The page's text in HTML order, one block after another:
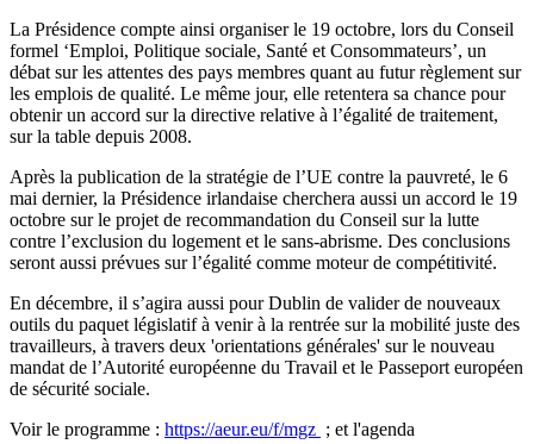
La Présidence compte ainsi organiser le 19 octobre, lors du Conseil
formel ‘Emploi, Politique sociale, Santé et Consommateurs’, un
débat sur les attentes des pays membres quant au futur règlement sur
les emplois de qualité. Le même jour, elle retentera sa chance pour
obtenir un accord sur la directive relative à l’égalité de traitement,
sur la table depuis 2008.
Après la publication de la stratégie de l’UE contre la pauvreté, le 6
mai dernier, la Présidence irlandaise cherchera aussi un accord le 19
octobre sur le projet de recommandation du Conseil sur la lutte
contre l’exclusion du logement et le sans-abrisme. Des conclusions
seront aussi prévues sur l’égalité comme moteur de compétitivité.
En décembre, il s’agira aussi pour Dublin de valider de nouveaux
outils du paquet législatif à venir à la rentrée sur la mobilité juste des
travailleurs, à travers deux 'orientations générales' sur le nouveau
mandat de l’Autorité européenne du Travail et le Passeport européen
de sécurité sociale.
Voir le programme : https://aeur.eu/f/mgz ; et l'agenda